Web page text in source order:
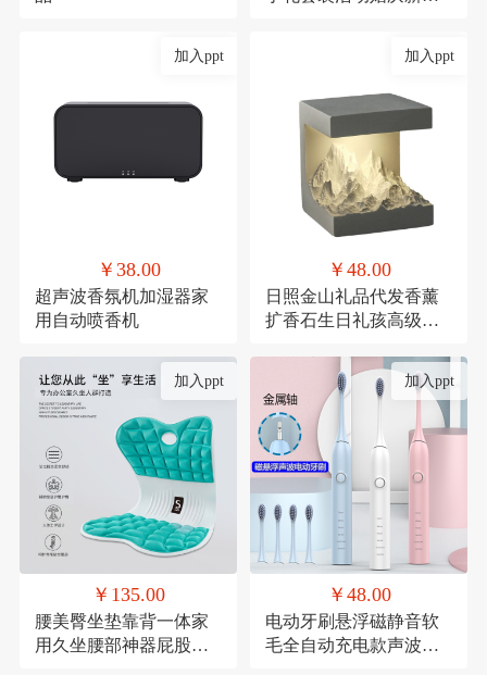
加入ppt
￥38.00
超声波香氛机加湿器家
用自动喷香机
加入ppt
￥48.00
日照金山礼品代发香薰
扩香石生日礼孩高级感
加入ppt
￥135.00
腰美臀坐垫靠背一体家
用久坐腰部神器屁股垫
加入ppt
￥48.00
电动牙刷悬浮磁静音软
毛全自动充电款声波式